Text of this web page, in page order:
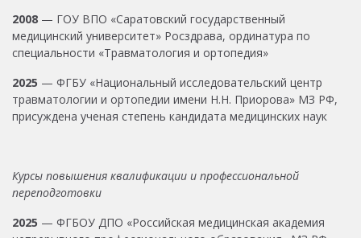
2008 — ГОУ ВПО «Саратовский государственный
медицинский университет» Росздрава, ординатура по
специальности «Травматология и ортопедия»
2025 — ФГБУ «Национальный исследовательский центр
травматологии и ортопедии имени Н.Н. Приорова» МЗ РФ,
присуждена ученая степень кандидата медицинских наук
Курсы повышения квалификации и профессиональной
переподготовки
2025 — ФГБОУ ДПО «Российская медицинская академия